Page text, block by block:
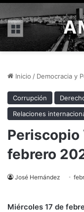
Menú
Inicio / Democracia y
Corrupción
Relaciones
Periscopio
febrero
José Hernández
Miércoles 17 de